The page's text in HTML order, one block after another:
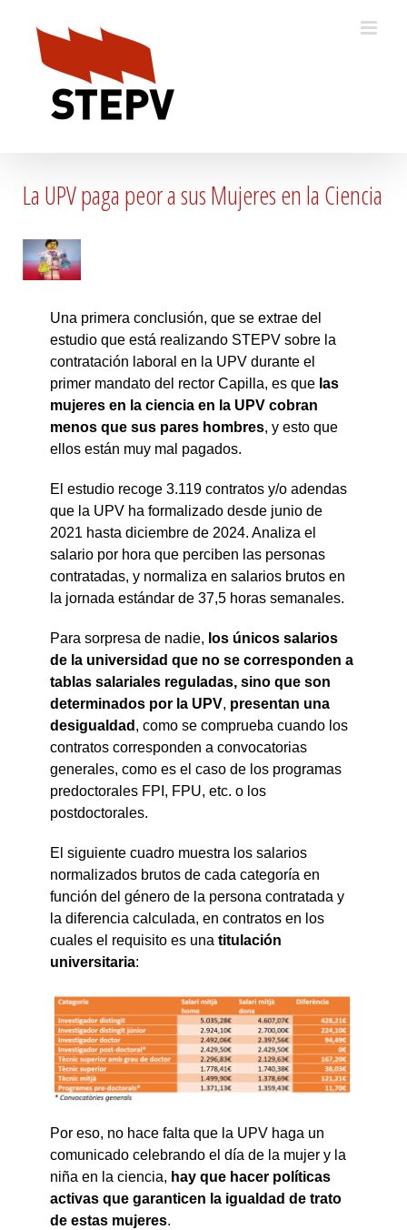
content
La UPV paga peor a sus Mujeres en la Ciencia
Una primera conclusión, que se extrae del
estudio que está realizando STEPV sobre la
contratación laboral en la UPV durante el
primer mandato del rector Capilla, es que las
mujeres en la ciencia en la UPV cobran
menos que sus pares hombres, y esto que
ellos están muy mal pagados.
El estudio recoge 3.119 contratos y/o adendas
que la UPV ha formalizado desde junio de
2021 hasta diciembre de 2024. Analiza el
salario por hora que perciben las personas
contratadas, y normaliza en salarios brutos en
la jornada estándar de 37,5 horas semanales.
Para sorpresa de nadie, los únicos salarios
de la universidad que no se corresponden a
tablas salariales reguladas, sino que son
determinados por la UPV, presentan una
desigualdad , como se comprueba cuando los
contratos corresponden a convocatorias
generales, como es el caso de los programas
predoctorales FPI, FPU, etc. o los
postdoctorales.
El siguiente cuadro muestra los salarios
normalizados brutos de cada categoría en
función del género de la persona contratada y
la diferencia calculada, en contratos en los
cuales el requisito es una titulación
universitaria:
Por eso, no hace falta que la UPV haga un
comunicado celebrando el día de la mujer y la
niña en la ciencia, hay que hacer políticas
activas que garanticen la igualdad de trato
de estas mujeres.